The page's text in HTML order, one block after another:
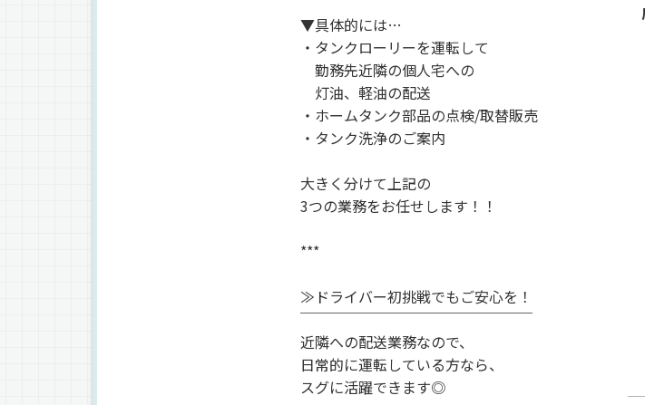
▼具体的には…
・タンクローリーを運転して
勤務先近隣の個人宅への
灯油、軽油の配送
・ホームタンク部品の点検/取替販売
・タンク洗浄のご案内
大きく分けて上記の
3つの業務をお任せします！！
***
≫ドライバー初挑戦でもご安心を！
￣￣￣￣￣￣￣￣￣￣￣￣￣￣￣￣
近隣への配送業務なので、
日常的に運転している方なら、
スグに活躍できます◎